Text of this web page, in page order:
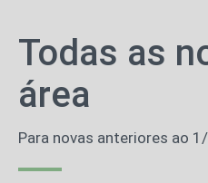
Todas as
área
Para novas anteriores ao